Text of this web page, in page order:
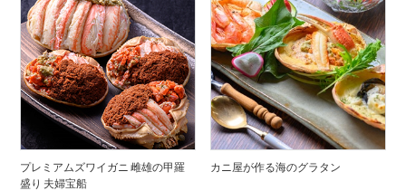
プレミアムズワイガニ 雌雄の甲羅
盛り 夫婦宝船
カニ屋が作る海のグラタン